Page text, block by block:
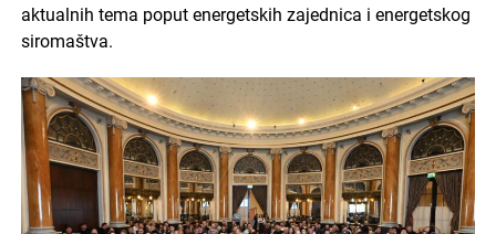
aktualnih tema poput energetskih zajednica i energetskog
siromaštva.